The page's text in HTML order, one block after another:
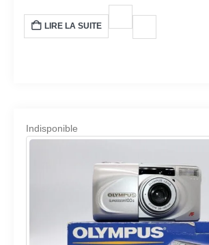
LIRE LA SUITE
Indisponible